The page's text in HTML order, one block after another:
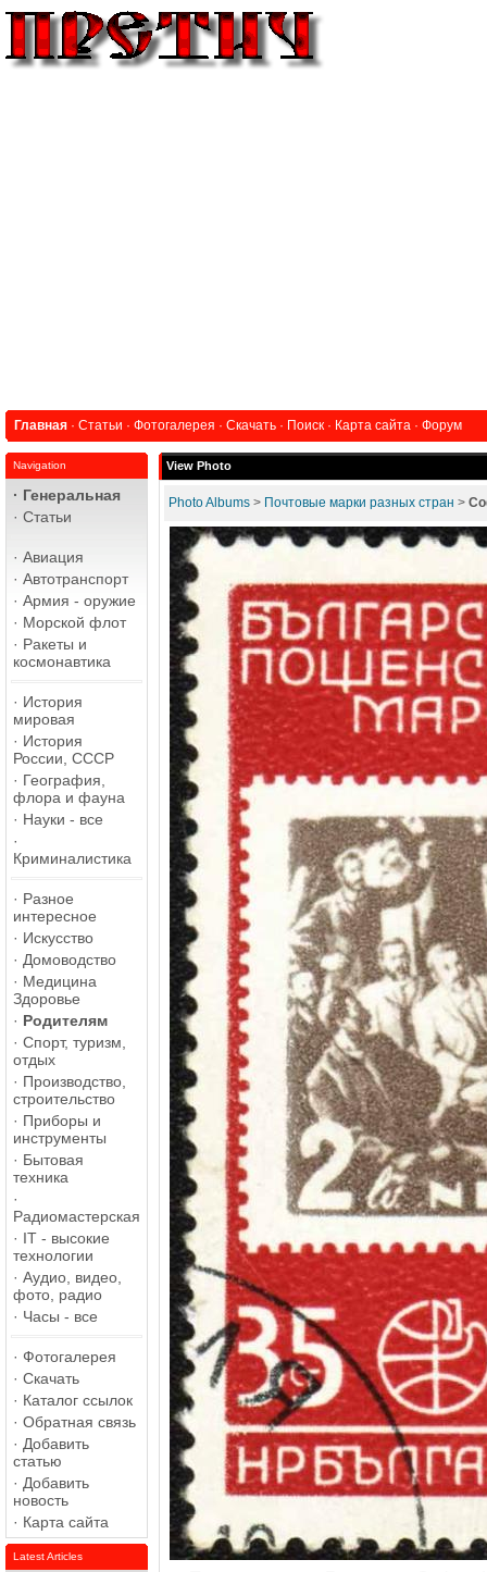
Главная · Статьи · Фотогалерея · Скачать · Поиск · Карта сайта · Форум
Navigation
· Генеральная
· Статьи
· Авиация
· Автотранспорт
· Армия - оружие
· Морской флот
· Ракеты и
космонавтика
· История
мировая
· История
России, СССР
· География,
флора и фауна
· Науки - все
·
Криминалистика
· Разное
интересное
· Искусство
· Домоводство
· Медицина
Здоровье
· Родителям
· Спорт, туризм,
отдых
· Производство,
строительство
· Приборы и
инструменты
· Бытовая
техника
·
Радиомастерская
· IT - высокие
технологии
· Аудио, видео,
фото, радио
· Часы - все
· Фотогалерея
· Скачать
· Каталог ссылок
· Обратная связь
· Добавить
статью
· Добавить
новость
· Карта сайта
Latest Articles
View Photo
Photo Albums > Почтовые марки разных стран >